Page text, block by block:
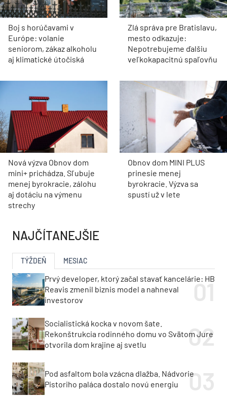
Boj s horúčavami v
Európe: volanie
seniorom, zákaz alkoholu
aj klimatické útočiská
Zlá správa pre Bratislavu,
mesto odkazuje:
Nepotrebujeme ďalšiu
veľkokapacitnú spaľovňu
Nová výzva Obnov dom
mini+ prichádza. Sľubuje
menej byrokracie, zálohu
aj dotáciu na výmenu
strechy
Obnov dom MINI PLUS
prinesie menej
byrokracie. Výzva sa
spustí už v lete
NAJČÍTANEJŠIE
TÝŽDEŇ MESIAC
Prvý developer, ktorý začal stavať kancelárie: HB
Reavis zmenil biznis model a nahneval
investorov
Socialistická kocka v novom šate.
Rekonštrukcia rodinného domu vo Svätom Jure
otvorila dom krajine aj svetlu
Pod asfaltom bola vzácna dlažba. Nádvorie
Pistoriho paláca dostalo novú energiu